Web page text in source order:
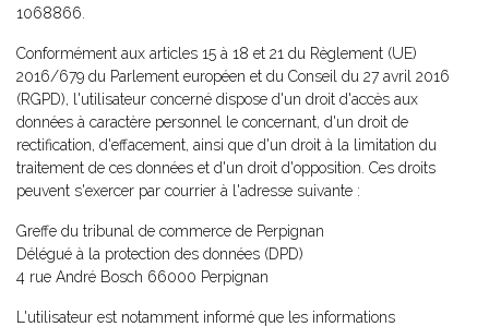
1068866.
Conformément aux articles 15 à 18 et 21 du Règlement (UE)
2016/679 du Parlement européen et du Conseil du 27 avril 2016
(RGPD), l'utilisateur concerné dispose d'un droit d'accès aux
données à caractère personnel le concernant, d'un droit de
rectification, d'effacement, ainsi que d'un droit à la limitation du
traitement de ces données et d'un droit d'opposition. Ces droits
peuvent s'exercer par courrier à l'adresse suivante :
Greffe du tribunal de commerce de Perpignan
Délégué à la protection des données (DPD)
4 rue André Bosch 66000 Perpignan
L'utilisateur est notamment informé que les informations